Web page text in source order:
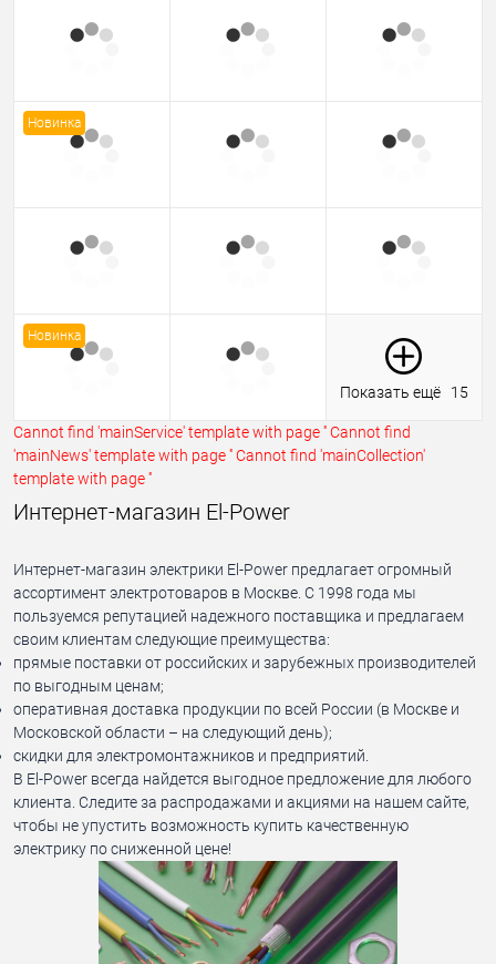
Новинка
Новинка
Показать ещё 15
Cannot find 'mainService' template with page ''Cannot find
'mainNews' template with page ''Cannot find 'mainCollection'
template with page ''
Интернет-магазин El-Power
Интернет-магазин электрики El-Power предлагает огромный
ассортимент электротоваров в Москве. С 1998 года мы
пользуемся репутацией надежного поставщика и предлагаем
своим клиентам следующие преимущества:
прямые поставки от российских и зарубежных производителей
по выгодным ценам;
оперативная доставка продукции по всей России (в Москве и
Московской области – на следующий день);
скидки для электромонтажников и предприятий.
В El-Power всегда найдется выгодное предложение для любого
клиента. Следите за распродажами и акциями на нашем сайте,
чтобы не упустить возможность купить качественную
электрику по сниженной цене!